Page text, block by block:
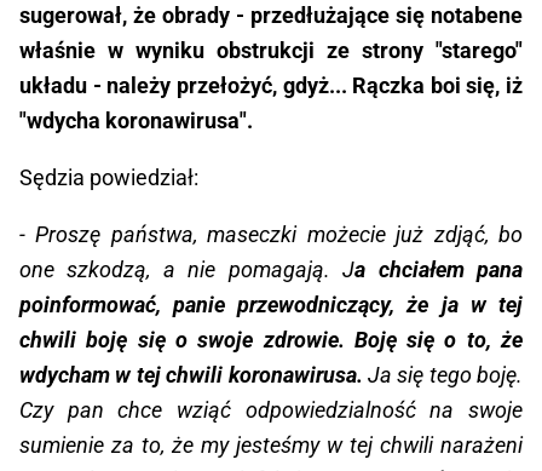
sugerował, że obrady - przedłużające się notabene
właśnie w wyniku obstrukcji ze strony "starego"
układu - należy przełożyć, gdyż... Rączka boi się, iż
"wdycha koronawirusa".
Sędzia powiedział:
- Proszę państwa, maseczki możecie już zdjąć, bo
one szkodzą, a nie pomagają. Ja chciałem pana
poinformować, panie przewodniczący, że ja w tej
chwili boję się o swoje zdrowie. Boję się o to, że
wdycham w tej chwili koronawirusa. Ja się tego boję.
Czy pan chce wziąć odpowiedzialność na swoje
sumienie za to, że my jesteśmy w tej chwili narażeni